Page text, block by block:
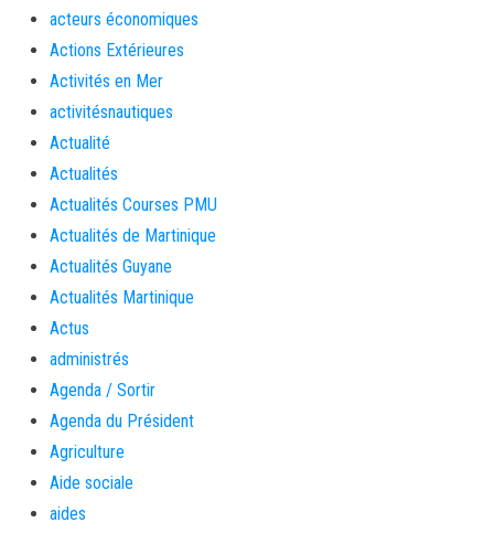
acteurs économiques
Actions Extérieures
Activités en Mer
activitésnautiques
Actualité
Actualités
Actualités Courses PMU
Actualités de Martinique
Actualités Guyane
Actualités Martinique
Actus
administrés
Agenda / Sortir
Agenda du Président
Agriculture
Aide sociale
aides